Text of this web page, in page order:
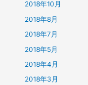
2018年10月
2018年8月
2018年7月
2018年5月
2018年4月
2018年3月